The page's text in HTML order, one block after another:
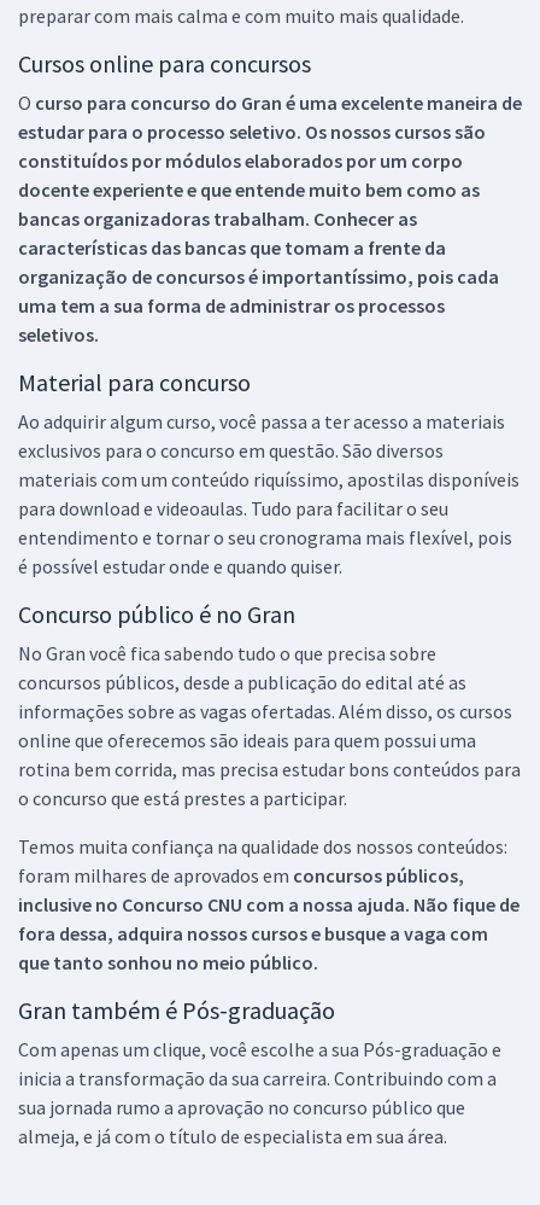
preparar com mais calma e com muito mais qualidade.
Cursos online para concursos
O curso para concurso do Gran é uma excelente maneira de
estudar para o processo seletivo. Os nossos cursos são
constituídos por módulos elaborados por um corpo
docente experiente e que entende muito bem como as
bancas organizadoras trabalham. Conhecer as
características das bancas que tomam a frente da
organização de concursos é importantíssimo, pois cada
uma tem a sua forma de administrar os processos
seletivos.
Material para concurso
Ao adquirir algum curso, você passa a ter acesso a materiais
exclusivos para o concurso em questão. São diversos
materiais com um conteúdo riquíssimo, apostilas disponíveis
para download e videoaulas. Tudo para facilitar o seu
entendimento e tornar o seu cronograma mais flexível, pois
é possível estudar onde e quando quiser.
Concurso público é no Gran
No Gran você fica sabendo tudo o que precisa sobre
concursos públicos, desde a publicação do edital até as
informações sobre as vagas ofertadas. Além disso, os cursos
online que oferecemos são ideais para quem possui uma
rotina bem corrida, mas precisa estudar bons conteúdos para
o concurso que está prestes a participar.
Temos muita confiança na qualidade dos nossos conteúdos:
foram milhares de aprovados em concursos públicos,
inclusive no Concurso CNU com a nossa ajuda. Não fique de
fora dessa, adquira nossos cursos e busque a vaga com
que tanto sonhou no meio público.
Gran também é Pós-graduação
Com apenas um clique, você escolhe a sua Pós-graduação e
inicia a transformação da sua carreira. Contribuindo com a
sua jornada rumo a aprovação no concurso público que
almeja, e já com o título de especialista em sua área.